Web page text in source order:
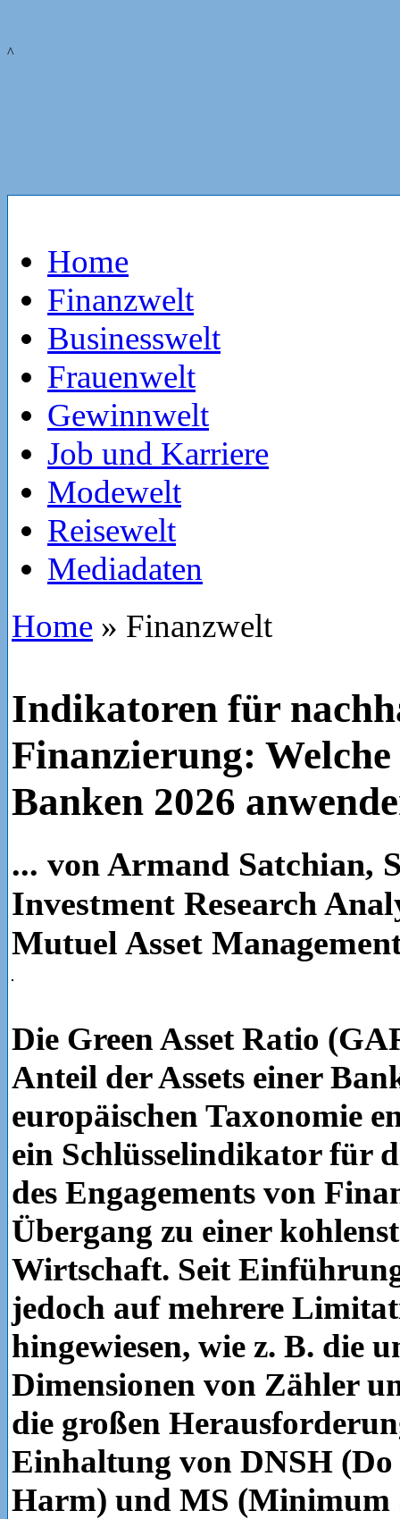
^
Home
Finanzwelt
Businesswelt
Frauenwelt
Gewinnwelt
Job und Karriere
Modewelt
Reisewelt
Mediadaten
Home » Finanzwelt
Indikatoren für
Finanzierung:
Banken 2026
... von Armand Satchian,
Investment Research
Mutuel Asset
Die Green Asset Ratio
Anteil der Assets einer
europäischen Taxonomie
ein Schlüsselindikator für
des Engagements von
Übergang zu einer
Wirtschaft. Seit
jedoch auf mehrere
hingewiesen, wie z. B. die
Dimensionen von Zähler
die großen
Einhaltung von DNSH
Harm) und MS (Minimum